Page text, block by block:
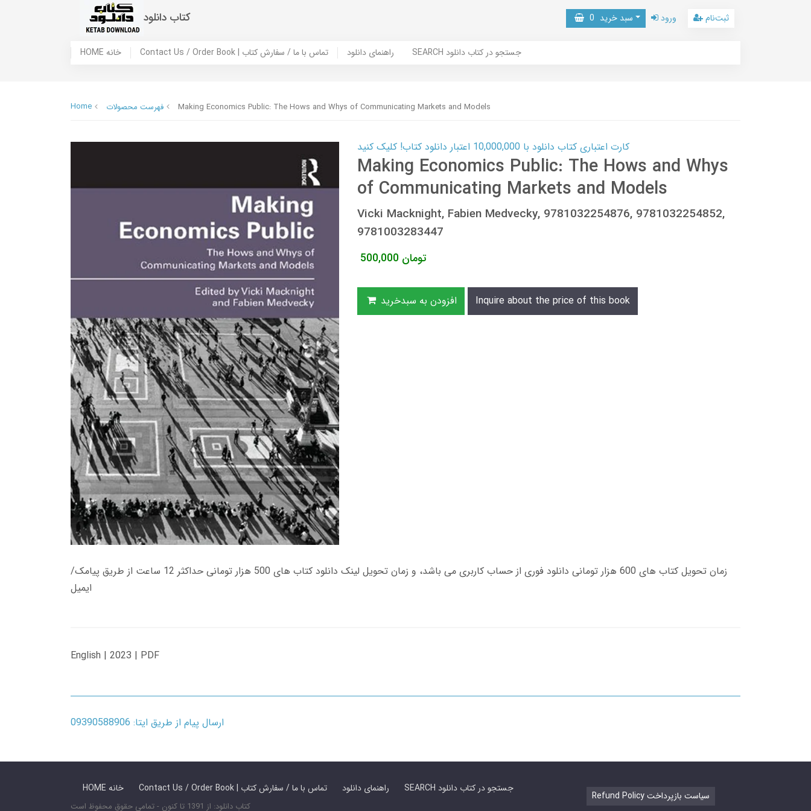
کتاب دانلود سبد خرید 0 ورود ثبت‌نام
HOME خانه Contact Us / Order Book | تماس با ما / سفارش کتاب راهنمای دانلود SEARCH جستجو در کتاب دانلود
Home فهرست محصولات Making Economics Public: The Hows and Whys of Communicating Markets and Models
کارت اعتباری کتاب دانلود با 10,000,000 اعتبار دانلود کتاب! کلیک کنید
Making Economics Public: The Hows and Whys
of Communicating Markets and Models
Vicki Macknight, Fabien Medvecky, 9781032254876, 9781032254852,
9781003283447
500,000 تومان
افزودن به سبدخرید Inquire about the price of this book
زمان تحویل کتاب های 600 هزار تومانی دانلود فوری از حساب کاربری می باشد، و زمان تحویل لینک دانلود کتاب های 500 هزار تومانی حداکثر 12 ساعت از طریق پیامک/
ایمیل
English | 2023 | PDF
ارسال پیام از طریق ایتا: 09390588906
HOME خانه Contact Us / Order Book | تماس با ما / سفارش کتاب راهنمای دانلود SEARCH جستجو در کتاب دانلود
کتاب دانلود: از 1391 تا کنون - تمامی حقوق محفوظ است
Refund Policy سیاست بازپرداخت